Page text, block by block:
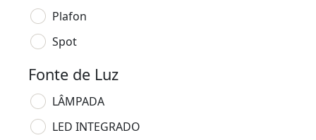
Plafon
Spot
Fonte de Luz
LÂMPADA
LED INTEGRADO